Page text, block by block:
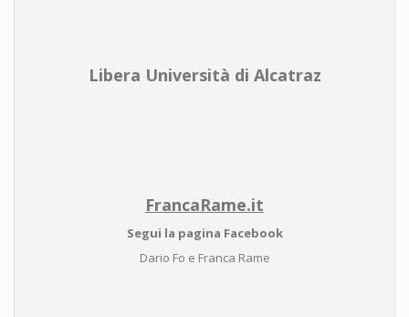
Libera Università di Alcatraz
FrancaRame.it
Segui la pagina Facebook
Dario Fo e Franca Rame